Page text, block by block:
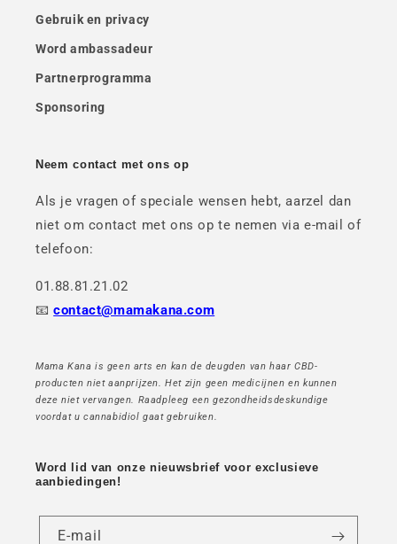
Gebruik en privacy
Word ambassadeur
Partnerprogramma
Sponsoring
Neem contact met ons op
Als je vragen of speciale wensen hebt, aarzel dan
niet om contact met ons op te nemen via e-mail of
telefoon:
01.88.81.21.02
📧contact@mamakana.com
Mama Kana is geen arts en kan de deugden van haar CBD-
producten niet aanprijzen. Het zijn geen medicijnen en kunnen
deze niet vervangen. Raadpleeg een gezondheidsdeskundige
voordat u cannabidiol gaat gebruiken.
Word lid van onze nieuwsbrief voor exclusieve
aanbiedingen!
E-mail